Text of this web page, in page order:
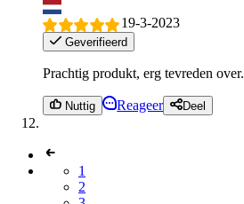
19-3-2023
Geverifieerd
Prachtig produkt, erg tevreden over.
Nuttig Reageer Deel
1
2